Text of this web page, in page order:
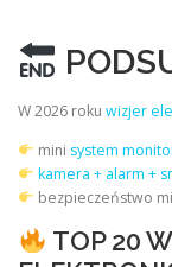
W 2026 roku wizjer
mini system
kamera + alarm +
bezpieczeństwo
TOP 20